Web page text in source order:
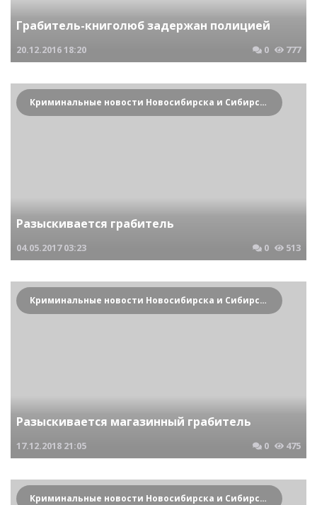
Грабитель-книголюб задержан полицией
20.12.201618:20 0 777
Криминальные новости Новосибирска и Сибирского региона
Разыскивается грабитель
04.05.2017 03:23 0 513
Криминальные новости Новосибирска и Сибирского региона
Разыскивается магазинный грабитель
17.12.2018 21:05 0 475
Криминальные новости Новосибирска и Сибирского региона